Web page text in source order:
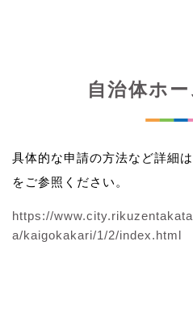
自治体ホ
具体的な申請の方法など詳細
をご参照ください。
https://
a/kaigokakari/1/2/index.html